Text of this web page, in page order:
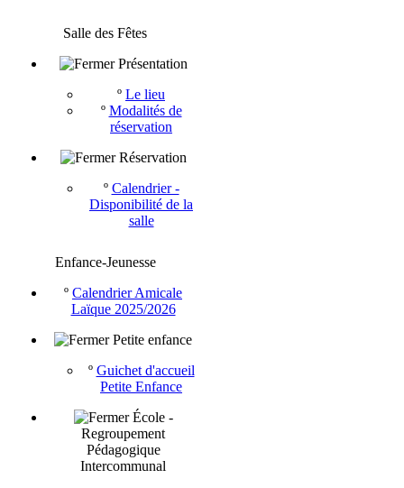
Salle des Fêtes
Présentation
º Le lieu
º Modalités de
réservation
Réservation
º Calendrier -
Disponibilité de la
salle
Enfance-Jeunesse
º Calendrier Amicale
Laïque 2025/2026
Petite enfance
º Guichet d'accueil
Petite Enfance
École -
Regroupement
Pédagogique
Intercommunal